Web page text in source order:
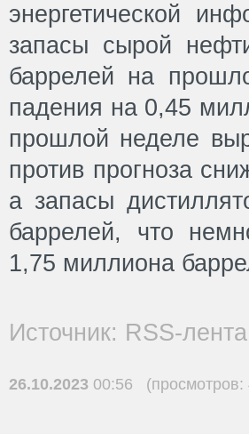
энергетической
запасы сырой
баррелей на
падения на 0,45
прошлой неделе
против прогноза
а запасы
баррелей, что
1,75 миллиона
Источник: RSS-
26.10.2023 00:56 (просмотров: